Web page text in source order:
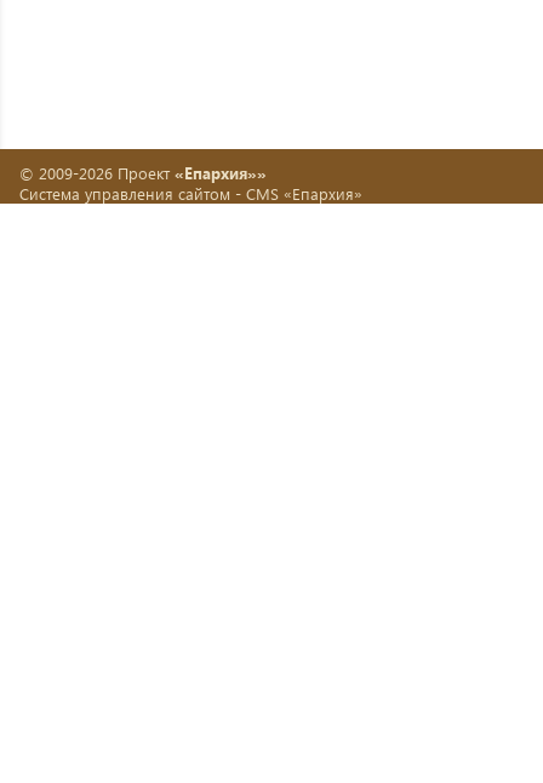
© 2009-2026 Проект «Епархия»»
Система управления сайтом - CMS «Епархия»